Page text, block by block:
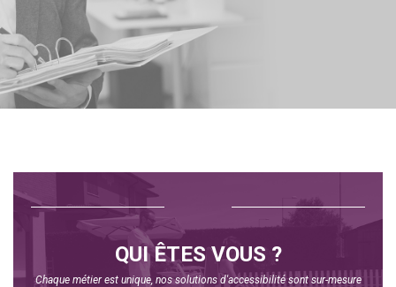
QUI ÊTES VOUS ?
Chaque métier est unique, nos solutions d'accessibilité sont sur-mesure